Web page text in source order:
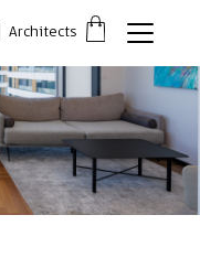
דלג לסרגל הניווט
Architectsפתיחת
חלונית
סגור
כבר